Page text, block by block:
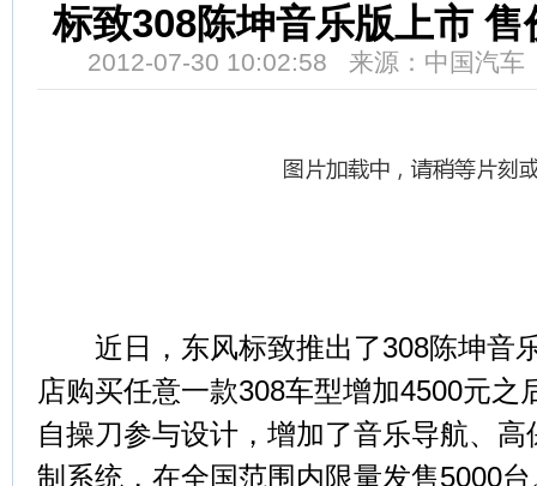
标致308陈坤音乐版上市 售
2012-07-30 10:02:58 来源：中国汽
近日，东风标致推出了308陈坤音
店购买任意一款308车型增加4500元之
自操刀参与设计，增加了音乐导航、
制系统，在全国范围内限量发售5000